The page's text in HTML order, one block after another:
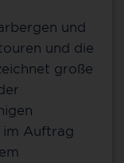
und
und die
große
im Auftrag